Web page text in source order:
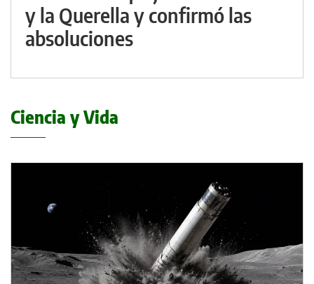
y la Querella y confirmó las
absoluciones
Ciencia y Vida